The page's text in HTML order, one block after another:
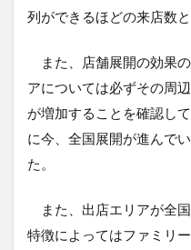
列ができるほどの来店数と
また、店舗展開の効果
アについては必ずその周
が増加することを確認し
に今、全国展開が進んで
た。
また、出店エリアが全
特徴によってはファミリ